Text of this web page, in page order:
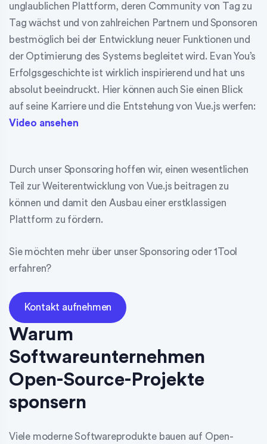
unglaublichen Plattform, deren Community von Tag zu
Tag wächst und von zahlreichen Partnern und Sponsoren
bestmöglich bei der Entwicklung neuer Funktionen und
der Optimierung des Systems begleitet wird. Evan You’s
Erfolgsgeschichte ist wirklich inspirierend und hat uns
absolut beeindruckt. Hier können auch Sie einen Blick
auf seine Karriere und die Entstehung von Vue.js werfen:
Video ansehen
Durch unser Sponsoring hoffen wir, einen wesentlichen
Teil zur Weiterentwicklung von Vue.js beitragen zu
können und damit den Ausbau einer erstklassigen
Plattform zu fördern.
Sie möchten mehr über unser Sponsoring oder 1Tool
erfahren?
Kontakt aufnehmen
Warum
Softwareunternehmen
Open-Source-Projekte
sponsern
Viele moderne Softwareprodukte bauen auf Open-